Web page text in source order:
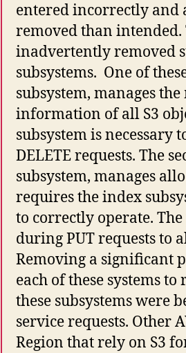
entered incorrectly and
removed than intended.
inadvertently removed
subsystems. One of
subsystem, manages
information of all S3
subsystem is necessary
DELETE requests. The
subsystem, manages
requires the index
to correctly operate.
during PUT requests to
Removing a significant
each of these systems
these subsystems were
service requests. Other
Region that rely on S3